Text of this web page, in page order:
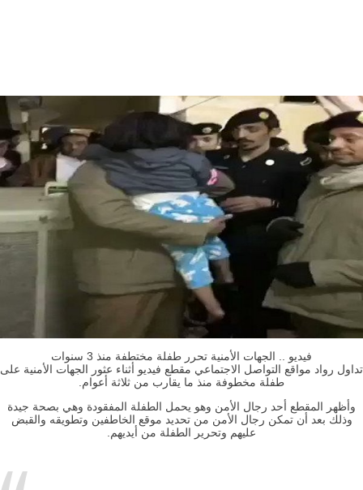
فيديو .. الجهات الأمنية تحرر طفلة مختطفة منذ 3 سنوات
تداول رواد مواقع التواصل الاجتماعي مقطع فيديو أثناء عثور الجهات الأمنية على
طفلة مخطوفة منذ ما يقارب من ثلاثة أعوام.
وأظهر المقطع أحد رجال الأمن وهو يحمل الطفلة المفقودة وهي بصحة جيدة
وذلك بعد أن تمكن رجال الأمن من تحديد موقع الخاطفين وتطويقه والقبض
عليهم وتحرير الطفلة من أيديهم.